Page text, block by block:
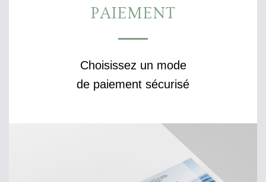
PAIEMENT
Choisissez un mode
de paiement sécurisé